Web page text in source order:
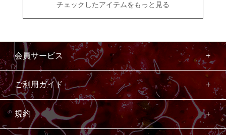
チェックしたアイテムをもっと見る
会員サービス
ご利用ガイド
規約